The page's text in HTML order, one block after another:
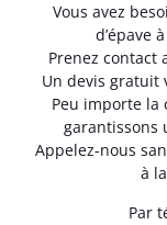
Vous avez
d’épave
Prenez contact
Un devis gratuit
Peu importe la
garantissons
Appelez-nous
à
Par